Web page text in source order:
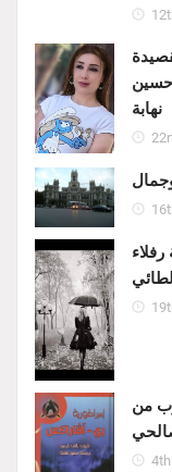
حسين
نهابة
الطائي
من